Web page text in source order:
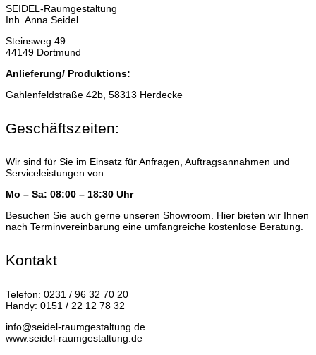
SEIDEL-Raumgestaltung
Inh. Anna Seidel
Steinsweg 49
44149 Dortmund
Anlieferung/ Produktions:
Gahlenfeldstraße 42b, 58313 Herdecke
Geschäftszeiten:
Wir sind für Sie im Einsatz für Anfragen, Auftragsannahmen und
Serviceleistungen von
Mo – Sa: 08:00 – 18:30 Uhr
Besuchen Sie auch gerne unseren Showroom. Hier bieten wir Ihnen
nach Terminvereinbarung eine umfangreiche kostenlose Beratung.
Kontakt
Telefon: 0231 / 96 32 70 20
Handy: 0151 / 22 12 78 32
info@seidel-raumgestaltung.de
www.seidel-raumgestaltung.de